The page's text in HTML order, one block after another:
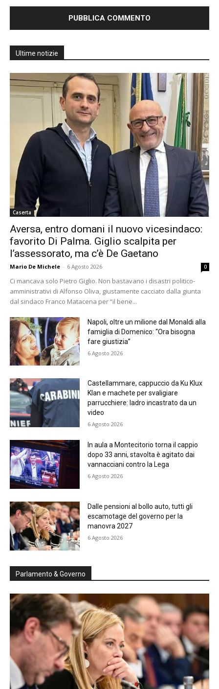
Ultime notizie
Caserta
Aversa, entro domani il nuovo vicesindaco:
favorito Di Palma. Giglio scalpita per
l’assessorato, ma c’è De Gaetano
Mario De Michele - 6 Agosto 2026 0
Ci mancava solo Pietro Giglio. Non bastavano i disastri politico-
amministrativi di Alfonso Oliva, giustamente cacciato dalla giunta
dal sindaco Franco Matacena per “il bene...
Napoli, oltre un milione dal Monaldi alla
famiglia di Domenico: “Ora bisogna
fare giustizia”
6 Agosto 2026
Castellammare, cappuccio da Ku Klux
Klan e machete per svaligiare
parrucchiere: ladro incastrato da un
video
6 Agosto 2026
In aula a Montecitorio torna il cappio
dopo 33 anni, stavolta è agitato dai
vannacciani contro la Lega
6 Agosto 2026
Dalle pensioni al bollo auto, tutti gli
escamotage del governo per la
manovra 2027
6 Agosto 2026
Parlamento & Governo